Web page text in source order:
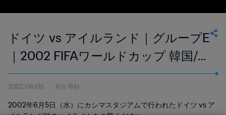
ドイツ vs アイルランド｜グループE
｜2002 FIFAワールドカップ 韓国/日
本｜ハイライト
2002/06/05 6分 16秒
2002年6月5日（水）にカシマスタジアムで行われたドイツ vs ア